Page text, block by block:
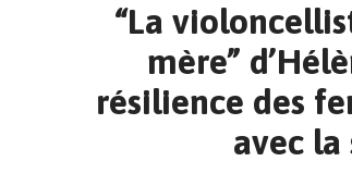
“La
mère”
résilience des
avec